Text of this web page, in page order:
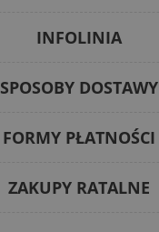
INFOLINIA
SPOSOBY DOSTAWY
FORMY PŁATNOŚCI
ZAKUPY RATALNE